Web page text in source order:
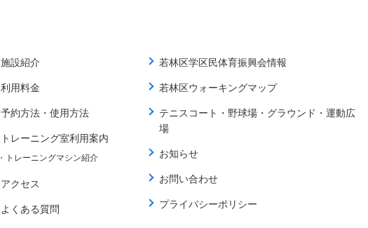
施設紹介
利用料金
予約方法・使用方法
トレーニング室利用案内
・トレーニングマシン紹介
アクセス
よくある質問
若林区学区民体育振興会情報
若林区ウォーキングマップ
テニスコート・野球場・グラウンド・運動広
場
お知らせ
お問い合わせ
プライバシーポリシー